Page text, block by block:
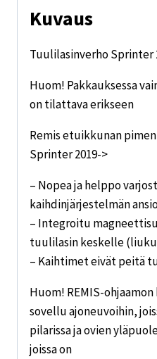
Kuvaus
Tuulilasinverho Sprinter
Huom! Pakkauksessa
on tilattava erikseen
Remis etuikkunan
Sprinter 2019->
– Nopea ja helppo
kaihdinjärjestelmän
– Integroitu
tuulilasin keskelle
– Kaihtimet eivät peitä
Huom! REMIS-
sovellu ajoneuvoihin,
pilarissa ja ovien
joissa on